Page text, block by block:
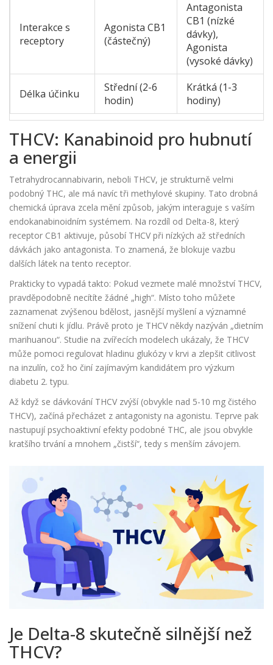
Interakce s
receptory
Agonista CB1
(částečný)
Antagonista
CB1 (nízké
dávky),
Agonista
(vysoké dávky)
Délka účinku
Střední (2-6
hodin)
Krátká (1-3
hodiny)
THCV: Kanabinoid pro hubnutí
a energii
Tetrahydrocannabivarin, neboli THCV, je strukturně velmi
podobný THC, ale má navíc tři methylové skupiny. Tato drobná
chemická úprava zcela mění způsob, jakým interaguje s vaším
endokanabinoidním systémem. Na rozdíl od Delta-8, který
receptor CB1 aktivuje, působí THCV při nízkých až středních
dávkách jako antagonista. To znamená, že blokuje vazbu
dalších látek na tento receptor.
Prakticky to vypadá takto: Pokud vezmete malé množství THCV,
pravděpodobně necítíte žádné „high“. Místo toho můžete
zaznamenat zvýšenou bdělost, jasnější myšlení a významné
snížení chuti k jídlu. Právě proto je THCV někdy nazýván „dietním
marihuanou“. Studie na zvířecích modelech ukázaly, že THCV
může pomoci regulovat hladinu glukózy v krvi a zlepšit citlivost
na inzulín, což ho činí zajímavým kandidátem pro výzkum
diabetu 2. typu.
Až když se dávkování THCV zvýší (obvykle nad 5-10 mg čistého
THCV), začíná přecházet z antagonisty na agonistu. Teprve pak
nastupují psychoaktivní efekty podobné THC, ale jsou obvykle
kratšího trvání a mnohem „čistší“, tedy s menším závojem.
Je Delta-8 skutečně silnější než
THCV?